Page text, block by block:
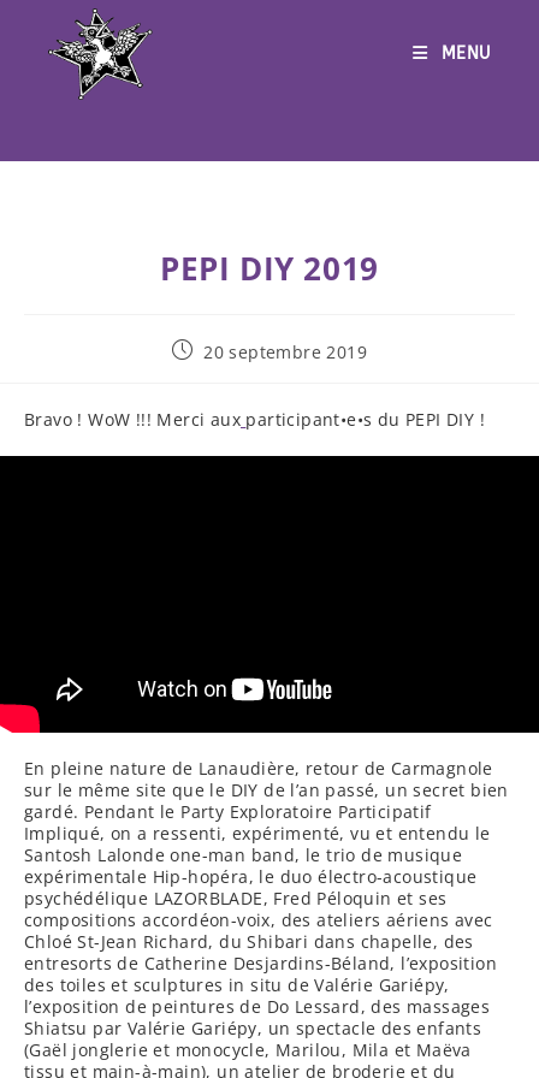
content
MENU
PEPI DIY 2019
Publication
20 septembre 2019
Bravo ! WoW !!! Merci aux participant•e•s du PEPI DIY !
En pleine nature de Lanaudière, retour de Carmagnole
sur le même site que le DIY de l’an passé, un secret bien
gardé. Pendant le Party Exploratoire Participatif
Impliqué, on a ressenti, expérimenté, vu et entendu le
Santosh Lalonde one-man band, le trio de musique
expérimentale Hip-hopéra, le duo électro-acoustique
psychédélique LAZORBLADE, Fred Péloquin et ses
compositions accordéon-voix, des ateliers aériens avec
Chloé St-Jean Richard, du Shibari dans chapelle, des
entresorts de Catherine Desjardins-Béland, l’exposition
des toiles et sculptures in situ de Valérie Gariépy,
l’exposition de peintures de Do Lessard, des massages
Shiatsu par Valérie Gariépy, un spectacle des enfants
(Gaël jonglerie et monocycle, Marilou, Mila et Maëva
tissu et main-à-main), un atelier de broderie et du